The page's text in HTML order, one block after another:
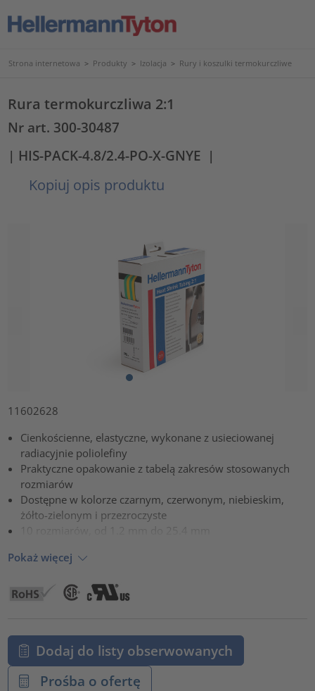
Strona internetowa > Produkty > Izolacja > Rury i koszulki termokurczliwe
Rura termokurczliwa 2:1
Nr art. 300-30487
| HIS-PACK-4.8/2.4-PO-X-GNYE |
Kopiuj opis produktu
11602628
Cienkościenne, elastyczne, wykonane z usieciowanej
radiacyjnie poliolefiny
Praktyczne opakowanie z tabelą zakresów stosowanych
rozmiarów
Dostępne w kolorze czarnym, czerwonym, niebieskim,
żółto-zielonym i przezroczyste
Pokaż więcej
Dodaj do listy obserwowanych
Prośba o ofertę